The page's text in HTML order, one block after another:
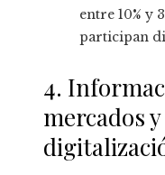
entre 10% y
participan
4.
mercados y